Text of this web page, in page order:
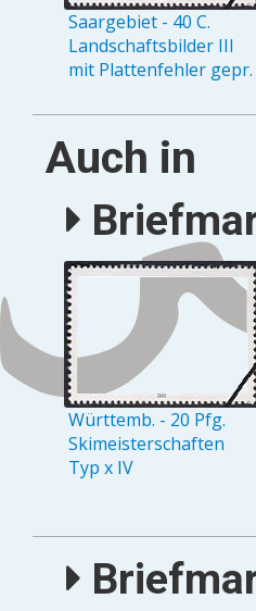
Saargebiet - 40 C.
Landschaftsbilder III
mit Plattenfehler gepr.
Auch in
Württemb. - 20 Pfg.
Skimeisterschaften
Typ x IV